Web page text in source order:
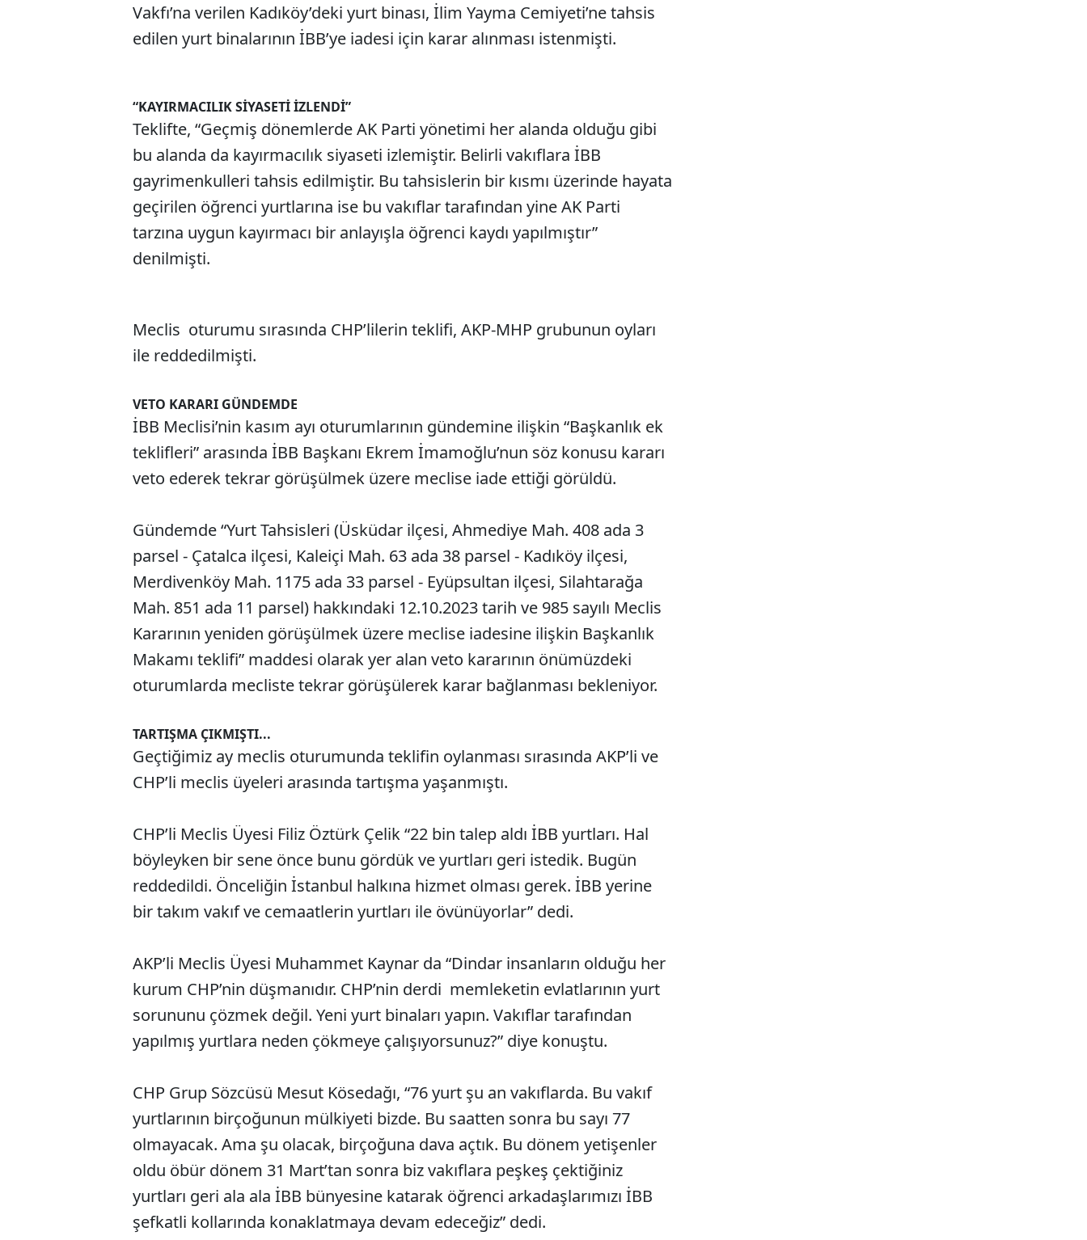
Vakfı’na verilen Kadıköy’deki yurt binası, İlim Yayma Cemiyeti’ne tahsis
edilen yurt binalarının İBB’ye iadesi için karar alınması istenmişti.
“KAYIRMACILIK SİYASETİ İZLENDİ”
Teklifte, “Geçmiş dönemlerde AK Parti yönetimi her alanda olduğu gibi
bu alanda da kayırmacılık siyaseti izlemiştir. Belirli vakıflara İBB
gayrimenkulleri tahsis edilmiştir. Bu tahsislerin bir kısmı üzerinde hayata
geçirilen öğrenci yurtlarına ise bu vakıflar tarafından yine AK Parti
tarzına uygun kayırmacı bir anlayışla öğrenci kaydı yapılmıştır”
denilmişti.
Meclis oturumu sırasında CHP’lilerin teklifi, AKP-MHP grubunun oyları
ile reddedilmişti.
VETO KARARI GÜNDEMDE
İBB Meclisi’nin kasım ayı oturumlarının gündemine ilişkin “Başkanlık ek
teklifleri” arasında İBB Başkanı Ekrem İmamoğlu’nun söz konusu kararı
veto ederek tekrar görüşülmek üzere meclise iade ettiği görüldü.
Gündemde “Yurt Tahsisleri (Üsküdar ilçesi, Ahmediye Mah. 408 ada 3
parsel - Çatalca ilçesi, Kaleiçi Mah. 63 ada 38 parsel - Kadıköy ilçesi,
Merdivenköy Mah. 1175 ada 33 parsel - Eyüpsultan ilçesi, Silahtarağa
Mah. 851 ada 11 parsel) hakkındaki 12.10.2023 tarih ve 985 sayılı Meclis
Kararının yeniden görüşülmek üzere meclise iadesine ilişkin Başkanlık
Makamı teklifi” maddesi olarak yer alan veto kararının önümüzdeki
oturumlarda mecliste tekrar görüşülerek karar bağlanması bekleniyor.
TARTIŞMA ÇIKMIŞTI...
Geçtiğimiz ay meclis oturumunda teklifin oylanması sırasında AKP’li ve
CHP’li meclis üyeleri arasında tartışma yaşanmıştı.
CHP’li Meclis Üyesi Filiz Öztürk Çelik “22 bin talep aldı İBB yurtları. Hal
böyleyken bir sene önce bunu gördük ve yurtları geri istedik. Bugün
reddedildi. Önceliğin İstanbul halkına hizmet olması gerek. İBB yerine
bir takım vakıf ve cemaatlerin yurtları ile övünüyorlar” dedi.
AKP’li Meclis Üyesi Muhammet Kaynar da “Dindar insanların olduğu her
kurum CHP’nin düşmanıdır. CHP’nin derdi memleketin evlatlarının yurt
sorununu çözmek değil. Yeni yurt binaları yapın. Vakıflar tarafından
yapılmış yurtlara neden çökmeye çalışıyorsunuz?” diye konuştu.
CHP Grup Sözcüsü Mesut Kösedağı, “76 yurt şu an vakıflarda. Bu vakıf
yurtlarının birçoğunun mülkiyeti bizde. Bu saatten sonra bu sayı 77
olmayacak. Ama şu olacak, birçoğuna dava açtık. Bu dönem yetişenler
oldu öbür dönem 31 Mart’tan sonra biz vakıflara peşkeş çektiğiniz
yurtları geri ala ala İBB bünyesine katarak öğrenci arkadaşlarımızı İBB
şefkatli kollarında konaklatmaya devam edeceğiz” dedi.